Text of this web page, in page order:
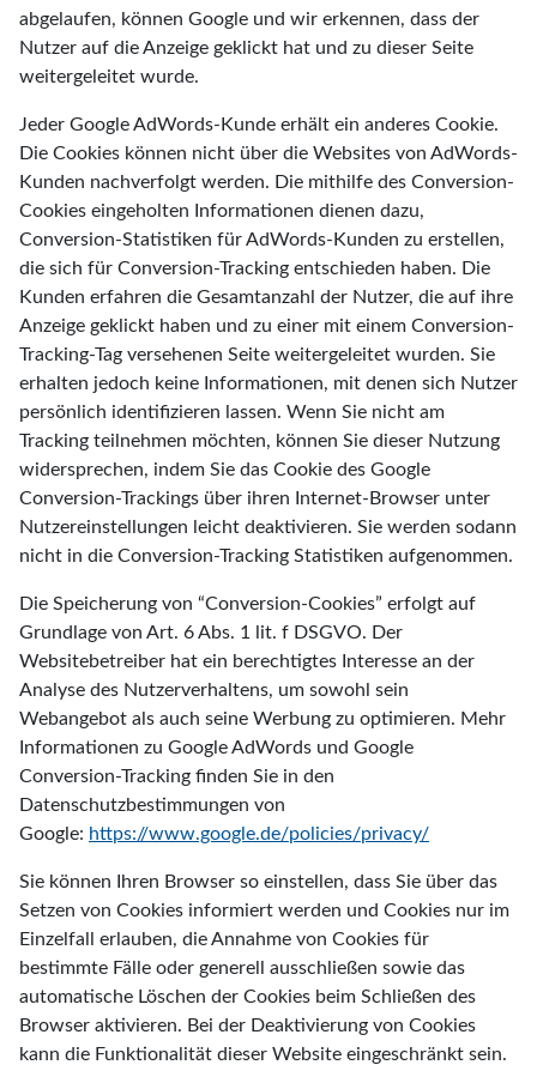
abgelaufen, können Google und wir erkennen, dass der
Nutzer auf die Anzeige geklickt hat und zu dieser Seite
weitergeleitet wurde.
Jeder Google AdWords-Kunde erhält ein anderes Cookie.
Die Cookies können nicht über die Websites von AdWords-
Kunden nachverfolgt werden. Die mithilfe des Conversion-
Cookies eingeholten Informationen dienen dazu,
Conversion-Statistiken für AdWords-Kunden zu erstellen,
die sich für Conversion-Tracking entschieden haben. Die
Kunden erfahren die Gesamtanzahl der Nutzer, die auf ihre
Anzeige geklickt haben und zu einer mit einem Conversion-
Tracking-Tag versehenen Seite weitergeleitet wurden. Sie
erhalten jedoch keine Informationen, mit denen sich Nutzer
persönlich identifizieren lassen. Wenn Sie nicht am
Tracking teilnehmen möchten, können Sie dieser Nutzung
widersprechen, indem Sie das Cookie des Google
Conversion-Trackings über ihren Internet-Browser unter
Nutzereinstellungen leicht deaktivieren. Sie werden sodann
nicht in die Conversion-Tracking Statistiken aufgenommen.
Die Speicherung von “Conversion-Cookies” erfolgt auf
Grundlage von Art. 6 Abs. 1 lit. f DSGVO. Der
Websitebetreiber hat ein berechtigtes Interesse an der
Analyse des Nutzerverhaltens, um sowohl sein
Webangebot als auch seine Werbung zu optimieren. Mehr
Informationen zu Google AdWords und Google
Conversion-Tracking finden Sie in den
Datenschutzbestimmungen von
Google: https://www.google.de/policies/privacy/
Sie können Ihren Browser so einstellen, dass Sie über das
Setzen von Cookies informiert werden und Cookies nur im
Einzelfall erlauben, die Annahme von Cookies für
bestimmte Fälle oder generell ausschließen sowie das
automatische Löschen der Cookies beim Schließen des
Browser aktivieren. Bei der Deaktivierung von Cookies
kann die Funktionalität dieser Website eingeschränkt sein.